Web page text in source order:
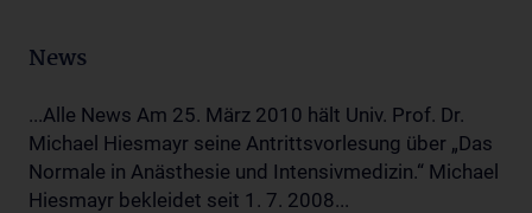
News
...Alle News Am 25. März 2010 hält Univ. Prof. Dr.
Michael Hiesmayr seine Antrittsvorlesung über „Das
Normale in Anästhesie und Intensivmedizin.“ Michael
Hiesmayr bekleidet seit 1. 7. 2008...